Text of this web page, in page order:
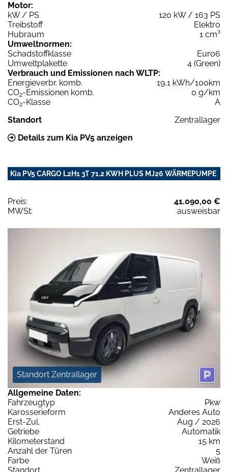
Motor:
kW / PS
120 kW / 163 PS
Treibstoff
Elektro
Hubraum
1 cm³
Umweltnormen:
Schadstoffklasse
Euro6
Umweltplakette
4 (Green)
Verbrauch und Emissionen nach WLTP:
Energieverbr. komb.
19,1 kWh/100km
CO2-Emissionen komb.
0 g/km
CO2-Klasse
A
Standort
Zentrallager
Details zum Kia PV5 anzeigen
Kia PV5 CARGO L2H1 3T 71.2 KWH PLUS MJ26 WÄRMEPUMPE
Preis:
41.090,00 €
MWSt:
ausweisbar
Standort Zentrallager
Allgemeine Daten:
Fahrzeugtyp
Pkw
Karosserieform
Anderes Auto
Erst-Zul.
Aug / 2026
Getriebe
Automatik
Kilometerstand
15 km
Anzahl der Türen
5
Farbe
Weiß
Standort
Zentrallager